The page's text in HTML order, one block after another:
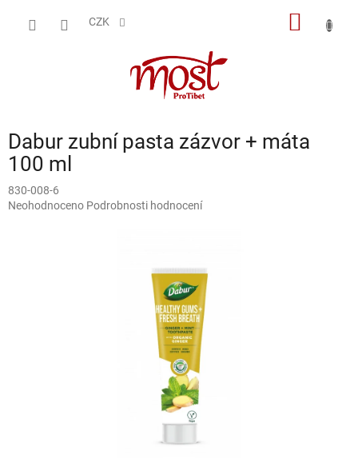
CZK
Dabur zubní pasta zázvor + máta
100 ml
830-008-6
Průměrné
Neohodnoceno Podrobnosti hodnocení